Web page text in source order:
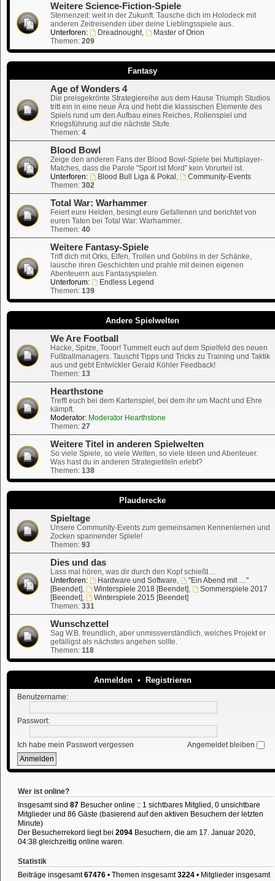
Weitere Science-Fiction-Spiele
Sternenzeit: weit in der Zukunft. Tausche dich im Holodeck mit
anderen Zeitreisenden über deine Lieblingsspiele aus.
Unterforen:
Dreadnought,
Master of Orion
Themen: 209
Fantasy
Age of Wonders 4
Die preisgekrönte Strategiereihe aus dem Hause Triumph Studios
tritt ein in eine neue Ära und hebt die klassischen Elemente des
Spiels rund um den Aufbau eines Reiches, Rollenspiel und
Kriegsführung auf die nächste Stufe.
Themen: 4
Blood Bowl
Zeige den anderen Fans der Blood Bowl-Spiele bei Multiplayer-
Matches, dass die Parole "Sport ist Mord" kein Vorurteil ist.
Unterforen:
Blood Bull Liga & Pokal,
Community-Events
Themen: 302
Total War: Warhammer
Feiert eure Helden, besingt eure Gefallenen und berichtet von
euren Taten bei Total War: Warhammer.
Themen: 40
Weitere Fantasy-Spiele
Triff dich mit Orks, Elfen, Trollen und Goblins in der Schänke,
lausche ihren Geschichten und prahle mit deinen eigenen
Abenteuern aus Fantasyspielen.
Unterforum:
Endless Legend
Themen: 139
Andere Spielwelten
We Are Football
Hacke, Spitze, Tooor! Tummelt euch auf dem Spielfeld des neuen
Fußballmanagers. Tauscht Tipps und Tricks zu Training und Taktik
aus und gebt Entwickler Gerald Köhler Feedback!
Themen: 13
Hearthstone
Trefft euch bei dem Kartenspiel, bei dem ihr um Macht und Ehre
kämpft.
Moderator: Moderator Hearthstone
Themen: 27
Weitere Titel in anderen Spielwelten
So viele Spiele, so viele Welten, so viele Ideen und Abenteuer.
Was hast du in anderen Strategietiteln erlebt?
Themen: 138
Plauderecke
Spieltage
Unsere Community-Events zum gemeinsamen Kennenlernen und
Zocken spannender Spiele!
Themen: 93
Dies und das
Lass mal hören, was dir durch den Kopf schießt ...
Unterforen:
Hardware und Software,
"Ein Abend mit …"
[Beendet], Winterspiele 2018 [Beendet],
Sommerspiele 2017
[Beendet],
Winterspiele 2015 [Beendet]
Themen: 331
Wunschzettel
Sag W.B. freundlich, aber unmissverständlich, welches Projekt er
gefälligst als nächstes angehen sollte.
Themen: 118
Anmelden• Registrieren
Benutzername:
Passwort:
Ich habe mein Passwort vergessen Angemeldet bleiben
Wer ist online?
Insgesamt sind 87 Besucher online :: 1 sichtbares Mitglied, 0 unsichtbare
Mitglieder und 86 Gäste (basierend auf den aktiven Besuchern der letzten
Minute)
Der Besucherrekord liegt bei 2094 Besuchern, die am 17. Januar 2020,
04:38 gleichzeitig online waren.
Statistik
Beiträge insgesamt67476 • Themen insgesamt3224 • Mitglieder insgesamt